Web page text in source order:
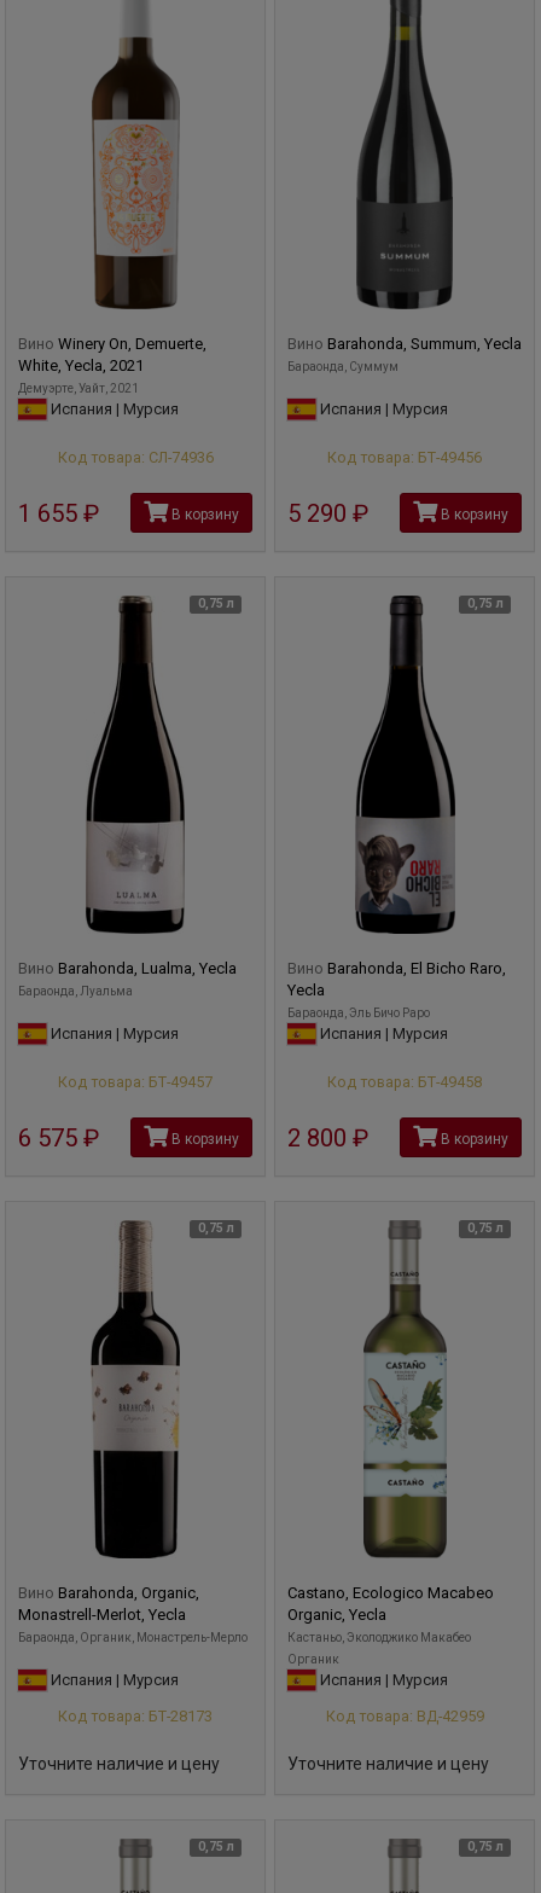
Вино Winery On, Demuerte,
White, Yecla, 2021
Демуэрте, Уайт, 2021
Испания | Мурсия
Код товара: СЛ-74936
1 655 руб В корзину
Вино Barahonda, Summum, Yecla
Бараонда, Суммум
Испания | Мурсия
Код товара: БТ-49456
5 290 руб В корзину
0,75 л
Вино Barahonda, Lualma, Yecla
Бараонда, Луальма
Испания | Мурсия
Код товара: БТ-49457
6 575 руб В корзину
0,75 л
Вино Barahonda, El Bicho Raro,
Yecla
Бараонда, Эль Бичо Раро
Испания | Мурсия
Код товара: БТ-49458
2 800 руб В корзину
0,75 л
Вино Barahonda, Organic,
Monastrell-Merlot, Yecla
Бараонда, Органик, Монастрель-Мерло
Испания | Мурсия
Код товара: БТ-28173
Уточните наличие и цену
0,75 л
Castano, Ecologico Macabeo
Organic, Yecla
Кастаньо, Эколоджико Макабео
Органик
Испания | Мурсия
Код товара: ВД-42959
Уточните наличие и цену
0,75 л 0,75 л